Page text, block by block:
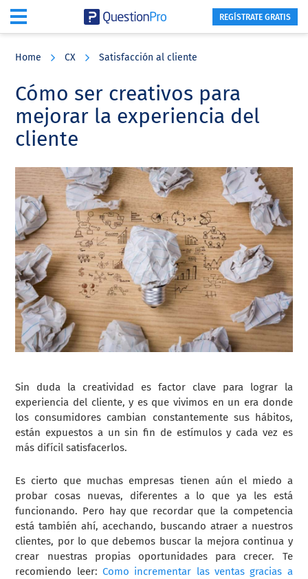
content
sidebar
REGÍSTRATE GRATIS
Home CX Satisfacción al cliente
Cómo ser creativos para
mejorar la experiencia del
cliente
Sin duda la creatividad es factor clave para lograr la
experiencia del cliente, y es que vivimos en un era donde
los consumidores cambian constantemente sus hábitos,
están expuestos a un sin fin de estímulos y cada vez es
más difícil satisfacerlos.
Es cierto que muchas empresas tienen aún el miedo a
probar cosas nuevas, diferentes a lo que ya les está
funcionando. Pero hay que recordar que la competencia
está también ahí, acechando, buscando atraer a nuestros
clientes, por lo que debemos buscar la mejora continua y
crear nuestras propias oportunidades para crecer. Te
recomiendo leer:Como incrementar las ventas gracias a